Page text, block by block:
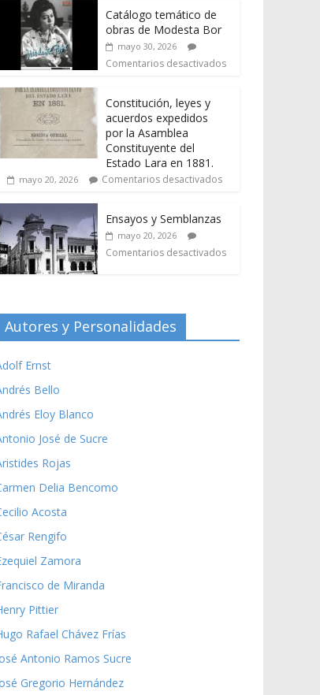
Catálogo temático de
obras de Modesta Bor
mayo 30, 2026
Comentarios desactivados
Constitución, leyes y
acuerdos expedidos
por la Asamblea
Constituyente del
Estado Lara en 1881.
mayo 20, 2026 Comentarios desactivados
Ensayos y Semblanzas
mayo 20, 2026
Comentarios desactivados
Autores y Personalidades
Ernst
Bello
Eloy Blanco
José de Sucre
Rojas
Delia Bencomo
Acosta
Rengifo
Zamora
de Miranda
Pittier
Rafael Chávez Frías
Antonio Ramos Sucre
Gregorio Hernández